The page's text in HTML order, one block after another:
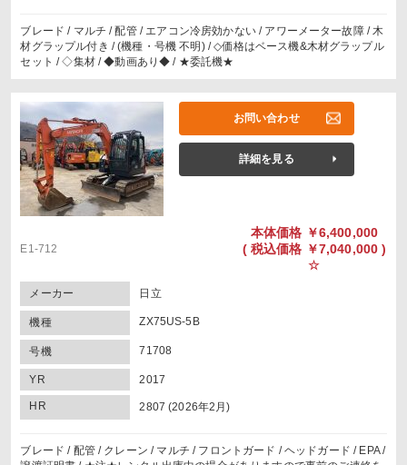
ブレード / マルチ / 配管 / エアコン冷房効かない / アワーメーター故障 / 木
材グラップル付き / (機種・号機 不明) / ◇価格はベース機&木材グラップル
セット / ◇集材 / ◆動画あり◆ / ★委託機★
お問い合わせ
詳細を見る
E1-712
本体価格 ￥6,400,000
( 税込価格 ￥7,040,000 )
☆
メーカー 日立
機種 ZX75US-5B
号機 71708
YR 2017
HR 2807 (2026年2月)
ブレード / 配管 / クレーン / マルチ / フロントガード / ヘッドガード / EPA /